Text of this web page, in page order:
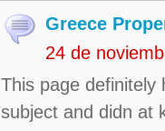
Greece
24 de
This page definitely
subject and didn at